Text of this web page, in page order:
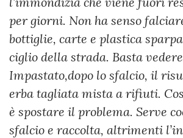
per giorni. Non ha senso
bottiglie, carte e plastica
ciglio della strada. Basta
Impastato,dopo lo sfalcio, il
erba tagliata mista a rifiuti.
è spostare il problema. Serve
sfalcio e raccolta, altrimenti